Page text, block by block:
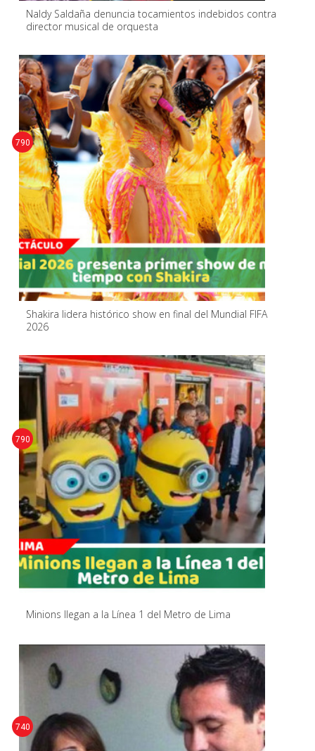
Naldy Saldaña denuncia tocamientos indebidos contra
director musical de orquesta
Shakira lidera histórico show en final del Mundial FIFA
2026
790
Minions llegan a la Línea 1 del Metro de Lima
790
740